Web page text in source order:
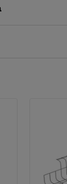
kemikalije.